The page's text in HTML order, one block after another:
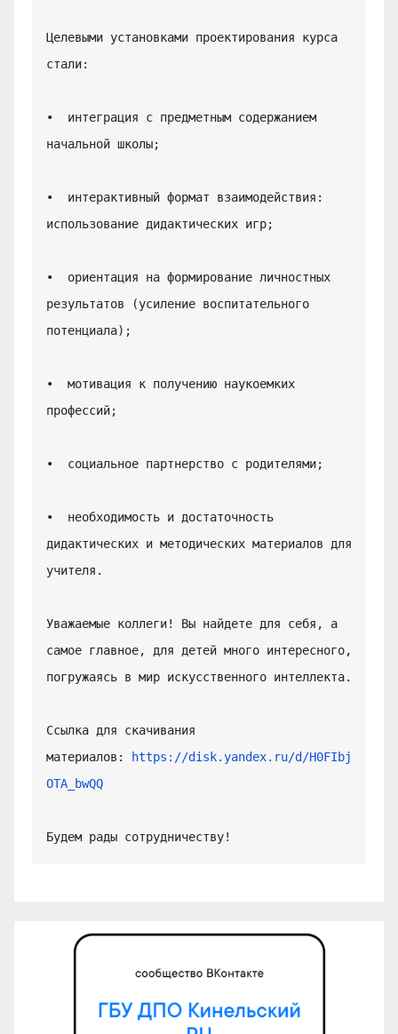
Целевыми установками проектирования курса
стали:
•  интеграция с предметным содержанием
начальной школы;
•  интерактивный формат взаимодействия:
использование дидактических игр;
•  ориентация на формирование личностных
результатов (усиление воспитательного
потенциала);
•  мотивация к получению наукоемких
профессий;
•  социальное партнерство с родителями;
•  необходимость и достаточность
дидактических и методических материалов для
учителя.
Уважаемые коллеги! Вы найдете для себя, а
самое главное, для детей много интересного,
погружаясь в мир искусственного интеллекта.
Ссылка для скачивания
материалов:
https://disk.yandex.ru/d/H0FIbj
OTA_bwQQ
Будем рады сотрудничеству!